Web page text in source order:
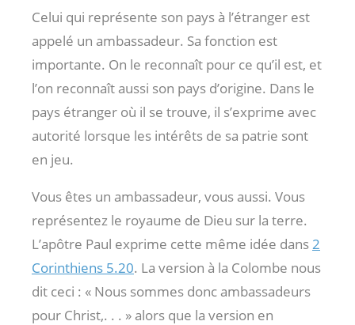
Celui qui représente son pays à l’étranger est
appelé un ambassadeur. Sa fonction est
importante. On le reconnaît pour ce qu’il est, et
l’on reconnaît aussi son pays d’origine. Dans le
pays étranger où il se trouve, il s’exprime avec
autorité lorsque les intérêts de sa patrie sont
en jeu.
Vous êtes un ambassadeur, vous aussi. Vous
représentez le royaume de Dieu sur la terre.
L’apôtre Paul exprime cette même idée dans2
Corinthiens 5.20. La version à la Colombe nous
dit ceci : « Nous sommes donc ambassadeurs
pour Christ,. . . » alors que la version en